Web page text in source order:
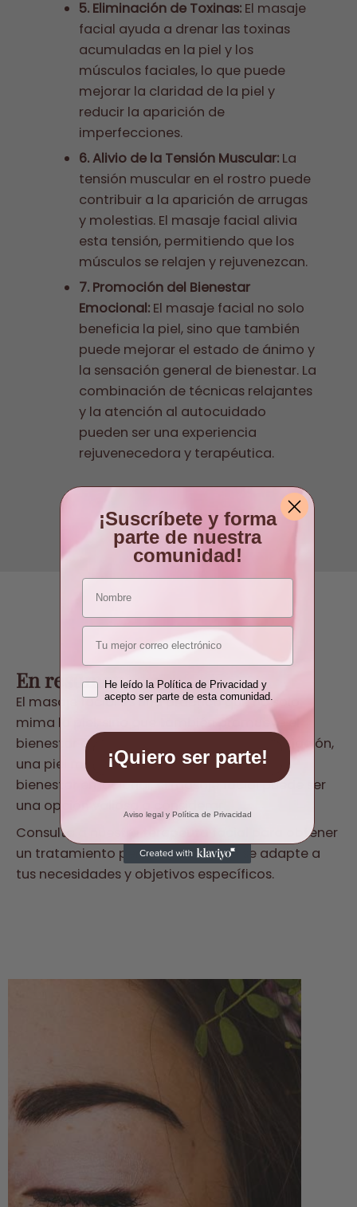
5. Eliminación de Toxinas: El masaje
facial ayuda a drenar las toxinas
acumuladas en la piel y los
músculos faciales, lo que puede
mejorar la claridad de la piel y
reducir la aparición de
imperfecciones.
6. Alivio de la Tensión Muscular: La
tensión muscular en el rostro puede
contribuir a la aparición de arrugas
y molestias. El masaje facial alivia
esta tensión, permitiendo que los
músculos se relajen y rejuvenezcan.
7. Promoción del Bienestar
Emocional: El masaje facial no solo
beneficia la piel, sino que también
puede mejorar el estado de ánimo y
la sensación general de bienestar. La
combinación de técnicas relajantes
y la atención al autocuidado
pueden ser una experiencia
rejuvenecedora y terapéutica.
En resumen
El masaje facial es una práctica que no solo
mima la piel, sino que también promueve el
bienestar general. Ya sea que busques relajación,
una piel más saludable o una mejora en tu
bienestar emocional, el masaje facial puede ser
una opción valiosa a considerar.
Consulta a nuestra terapeuta facial para obtener
un tratamiento personalizado que se adapte a
tus necesidades y objetivos específicos.
¡Suscríbete y forma
parte de nuestra
comunidad!
nombre
Email
He leído la Política de Privacidad y
acepto ser parte de esta comunidad.
¡Quiero ser parte!
Aviso legal y Política de Privacidad